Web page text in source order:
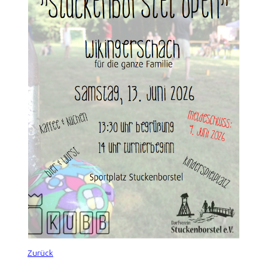
Zurück